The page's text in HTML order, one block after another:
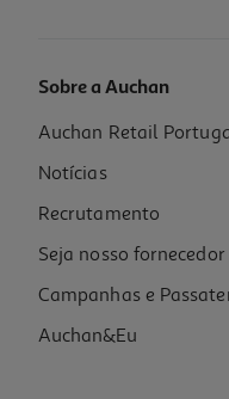
Sobre a Auchan
Auchan Retail
Notícias
Recrutamento
Seja nosso fornecedor
Campanhas e
Auchan&Eu